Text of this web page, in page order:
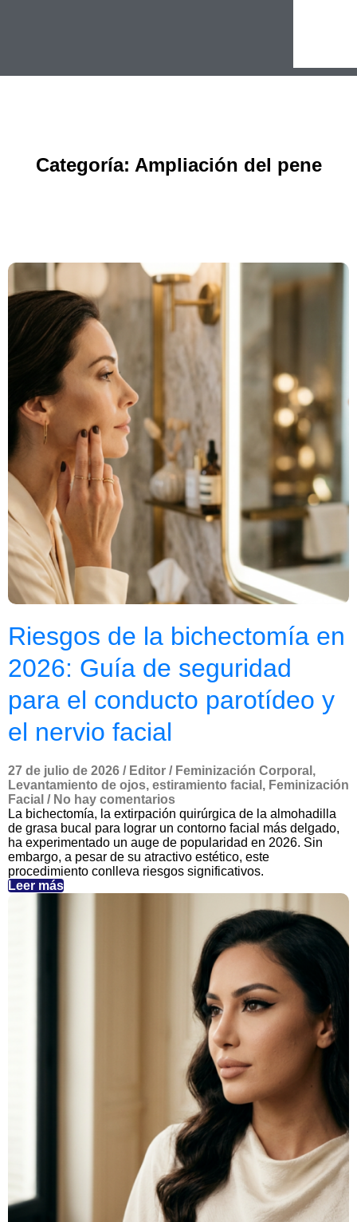
Categoría: Ampliación del pene
Riesgos de la bichectomía en
2026: Guía de seguridad
para el conducto parotídeo y
el nervio facial
27 de julio de 2026 / Editor / Feminización Corporal ,
Levantamiento de ojos, estiramiento facial , Feminización
Facial / No hay comentarios
La bichectomía, la extirpación quirúrgica de la almohadilla
de grasa bucal para lograr un contorno facial más delgado,
ha experimentado un auge de popularidad en 2026. Sin
embargo, a pesar de su atractivo estético, este
procedimiento conlleva riesgos significativos.
Leer más